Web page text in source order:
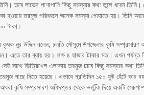
তবে লাভের পাশাপাশি কিছু সমস্যার কথা তুলে ধরেন তিনি।
হওয়ায় তরমুজ পরিবহনে অনেক সমস্যা পোহাতে হয়। তিনি
টাকা।
কৃষক নুর উদ্দিন বলেন, চলতি মৌসুমে উপজেলার কৃষি সম্প্রসারণ
এতে তার ব্যায় হয় ১ লক্ষ ৪ হাজার টাকার মত। এখন
সাথে ভিত্রিখেল এলাকায় তরমুজ চাষে কিছু সমস্যার কথা
তরমুজ গাছে দিতে হয়েছে। এভাবে প্রতিদিন ১৫০ ফুট হেঁটে
কৃষি সম্প্রসারণ অধিদপ্তর থেকে ভর্তুকি দিয়ে একটি